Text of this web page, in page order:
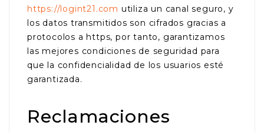
https://logint21.com utiliza un canal seguro, y
los datos transmitidos son cifrados gracias a
protocolos a https, por tanto, garantizamos
las mejores condiciones de seguridad para
que la confidencialidad de los usuarios esté
garantizada.
Reclamaciones